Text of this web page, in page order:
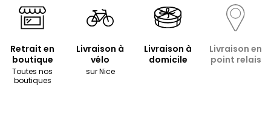
Retrait en
boutique
Toutes nos
boutiques
Livraison à
vélo
sur Nice
Livraison à
domicile
Livraison en
point relais